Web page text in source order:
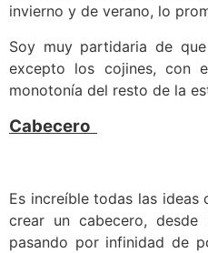
invierno y de verano, lo
Soy muy partidaria de
excepto los cojines, con
monotonía del resto de la
Cabecero
Es increíble todas las
crear un cabecero,
pasando por infinidad de